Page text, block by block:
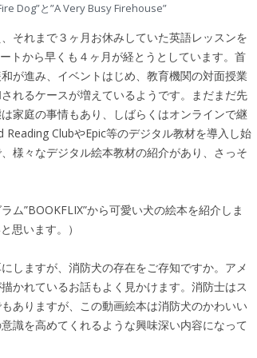
Dog”と”A Very Busy Firehouse”
それまで３ヶ月お休みしていた英語レッスンを
トから早くも４ヶ月が経とうとしています。首
が進み、イベントはじめ、教育機関の対面授業
れるケースが増えているようです。まだまだ先
家庭の事情もあり、しばらくはオンラインで継
ClubやEpic等のデジタル教材を導入し始
様々なデジタル絵本教材の紹介があり、さっそ
ム”BOOKFLIX”から可愛い犬の絵本を紹介しま
思います。）
しますが、消防犬の存在をご存知ですか。アメ
かれているお話もよく見かけます。消防士はス
ありますが、この動画絵本は消防犬のかわいい
識を高めてくれるような興味深い内容になって